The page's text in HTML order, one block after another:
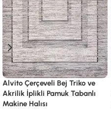
Atessa Çerçeveli Bej Triko ve
Akrilik İplikli Pamuk Tabanlı
Makine Halısı